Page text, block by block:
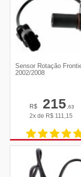
Sensor Rotação
2002/2008
R$ 215,63
2x de R$ 111,15